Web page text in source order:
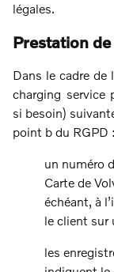
légales.
Prestation
Dans le cadre de
charging service
si besoin)
point b du RGPD :
un numéro
Carte de
échéant, à
le client sur
les